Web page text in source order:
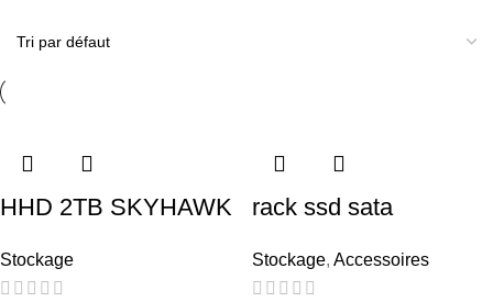
HHD 2TB SKYHAWK
Stockage
rack ssd sata
Stockage, Accessoires